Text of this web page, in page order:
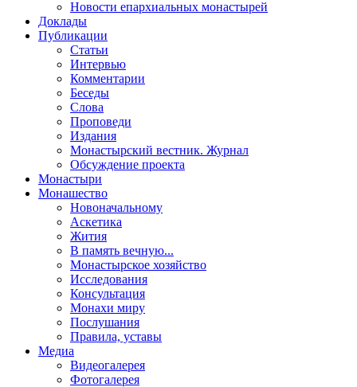
Новости епархиальных монастырей
Доклады
Публикации
Статьи
Интервью
Комментарии
Беседы
Слова
Проповеди
Издания
Монастырский вестник. Журнал
Обсуждение проекта
Монастыри
Монашество
Новоначальному
Аскетика
Жития
В память вечную...
Монастырское хозяйство
Исследования
Консультация
Монахи миру
Послушания
Правила, уставы
Медиа
Видеогалерея
Фотогалерея